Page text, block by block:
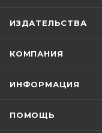
ИЗДАТЕЛЬСТВА
КОМПАНИЯ
ИНФОРМАЦИЯ
ПОМОЩЬ